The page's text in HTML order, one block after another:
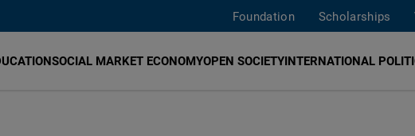
Foundation Scholarships
SOCIAL MARKET ECONOMYOPEN SOCIETYINTERNATIONAL